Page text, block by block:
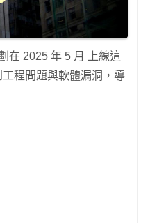
在 2025 年 5 月 上線這
程問題與軟體漏洞，導